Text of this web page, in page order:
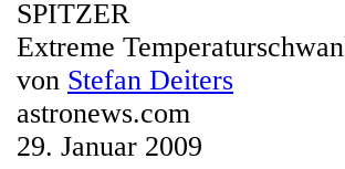
SPITZER
Extreme
von Stefan Deiters
astronews.com
29. Januar 2009